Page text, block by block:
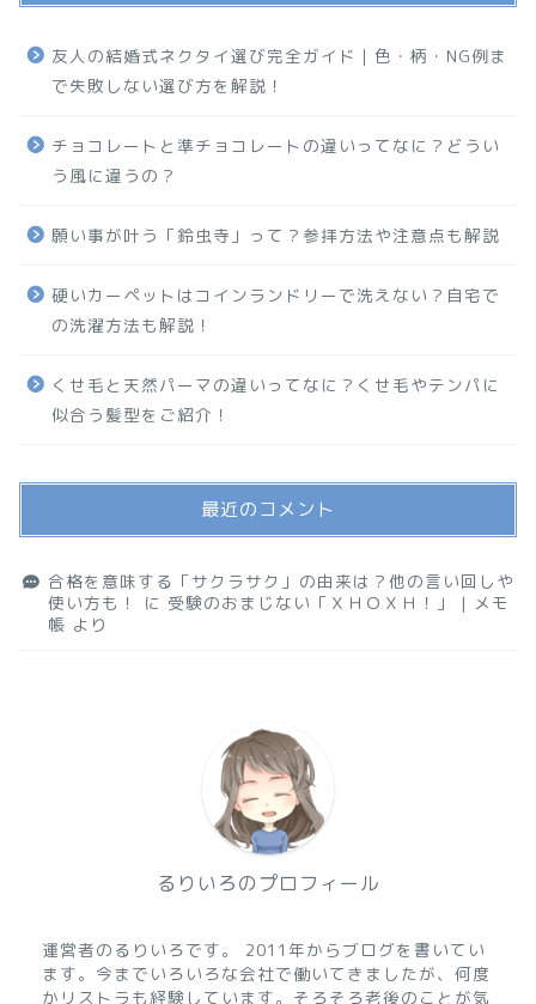
友人の結婚式ネクタイ選び完全ガイド｜色・柄・NG例ま
で失敗しない選び方を解説！
チョコレートと準チョコレートの違いってなに？どうい
う風に違うの？
願い事が叶う「鈴虫寺」って？参拝方法や注意点も解説
硬いカーペットはコインランドリーで洗えない？自宅で
の洗濯方法も解説！
くせ毛と天然パーマの違いってなに？くせ毛やテンパに
似合う髪型をご紹介！
最近のコメント
合格を意味する「サクラサク」の由来は？他の言い回しや
使い方も！
に 受験のおまじない「ＸＨＯＸＨ！」 | メモ
帳 より
るりいろのプロフィール
運営者のるりいろです。 2011年からブログを書いてい
ます。今までいろいろな会社で働いてきましたが、何度
かリストラも経験しています。そろそろ老後のことが気